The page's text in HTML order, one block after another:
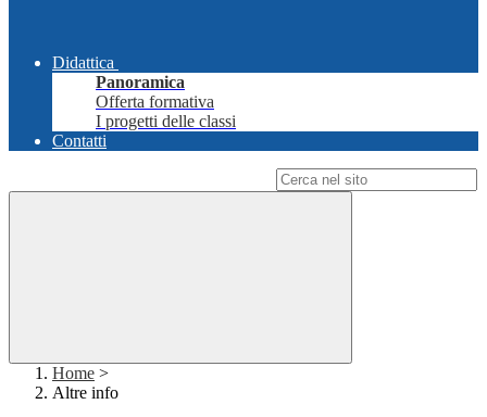
Didattica
Panoramica
Offerta formativa
I progetti delle classi
Contatti
Home >
Altre info